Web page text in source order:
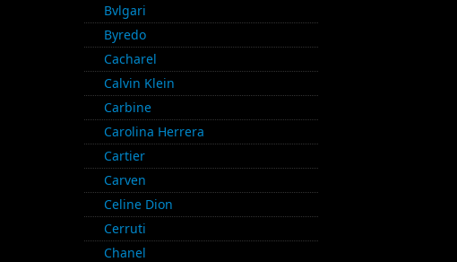
Bvlgari
Byredo
Cacharel
Calvin Klein
Carbine
Carolina Herrera
Cartier
Carven
Celine Dion
Cerruti
Chanel